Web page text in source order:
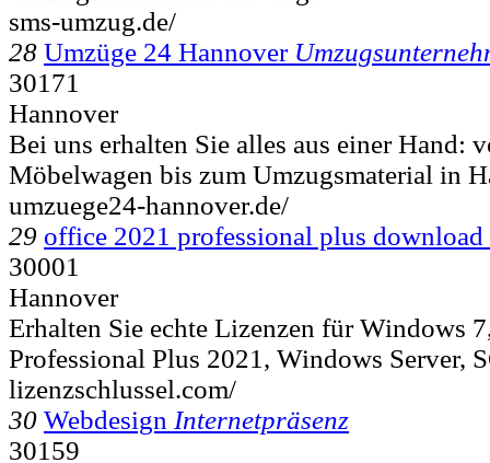
sms-umzug.de/
28 Umzüge 24 Hannover
30171
Hannover
Bei uns erhalten Sie alles aus einer Hand:
Möbelwagen bis zum Umzugsmaterial in
umzuege24-hannover.de/
29 office 2021 professional plus
30001
Hannover
Erhalten Sie echte Lizenzen für Windows
Professional Plus 2021, Windows Server,
lizenzschlussel.com/
30 Webdesign Internetpräsenz
30159